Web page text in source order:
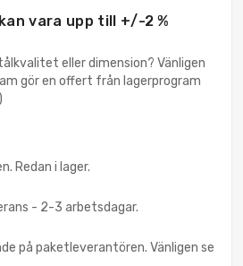
vara upp till +/-2 %
eller dimension? Vänligen
gör en offert från lagerprogram
Redan i lager.
- 2-3 arbetsdagar.
på paketleverantören. Vänligen se